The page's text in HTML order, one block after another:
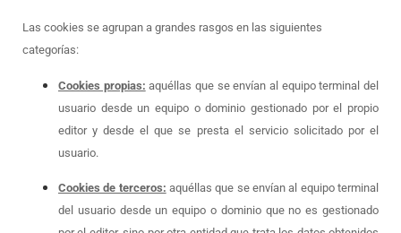
Las cookies se agrupan a grandes rasgos en las siguientes
categorías:
Cookies propias: aquéllas que se envían al equipo terminal del
usuario desde un equipo o dominio gestionado por el propio
editor y desde el que se presta el servicio solicitado por el
usuario.
Cookies de terceros: aquéllas que se envían al equipo terminal
del usuario desde un equipo o dominio que no es gestionado